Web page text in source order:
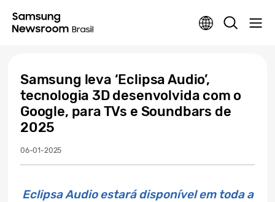
Samsung leva ‘Eclipsa Audio’,
tecnologia 3D desenvolvida com o
Google, para TVs e Soundbars de
2025
06-01-2025
Eclipsa Audio estará disponível em toda a